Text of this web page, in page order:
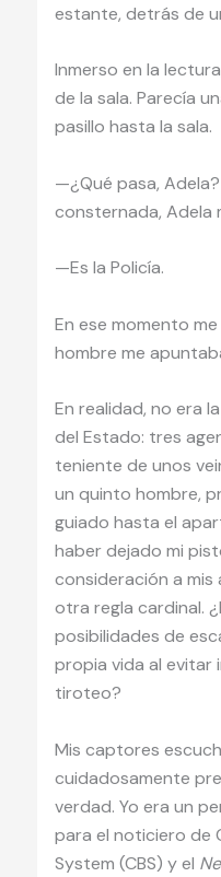
estante, detrás de
Inmerso en la
de la sala. Parecía
pasillo hasta la sala.
—¿Qué pasa,
consternada, Adela
—Es la Policía.
En ese momento
hombre me
En realidad, no era
del Estado: tres
teniente de unos
un quinto hombre,
guiado hasta el
haber dejado mi
consideración a
otra regla cardinal.
posibilidades de
propia vida al evitar
tiroteo?
Mis captores
cuidadosamente
verdad. Yo era un
para el noticiero de
System (CBS) y el